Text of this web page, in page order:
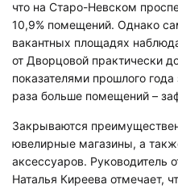
что на Старо-Невском
10,9% помещений. Однако
вакантных площадях
от Дворцовой практически
показателями прошлого
раза больше помещений –
Закрываются
ювелирные магазины, а
аксессуаров. Руководитель
Наталья Киреева отмечает,